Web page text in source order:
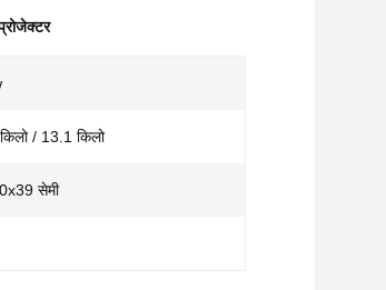
/ 13.1 किलो
सेमी